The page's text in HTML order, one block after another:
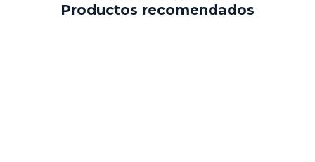
Productos recomendados